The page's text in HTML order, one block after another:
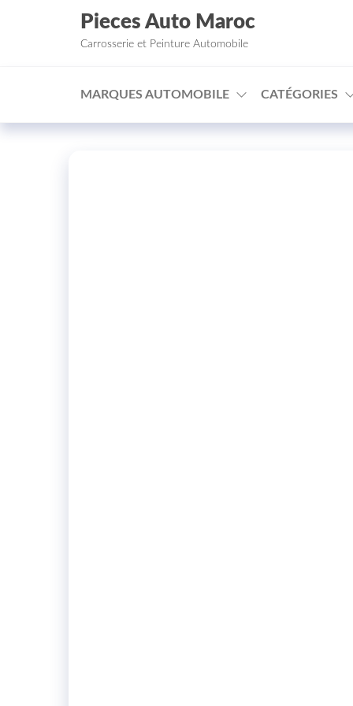
Aller au contenu
Pieces Auto Maroc
Carrosserie et Peinture Automobile
MARQUES AUTOMOBILE CATÉGORIES